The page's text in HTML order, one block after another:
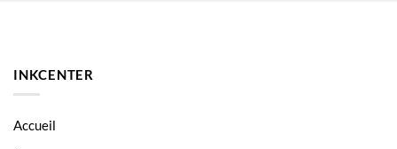
INKCENTER
Accueil